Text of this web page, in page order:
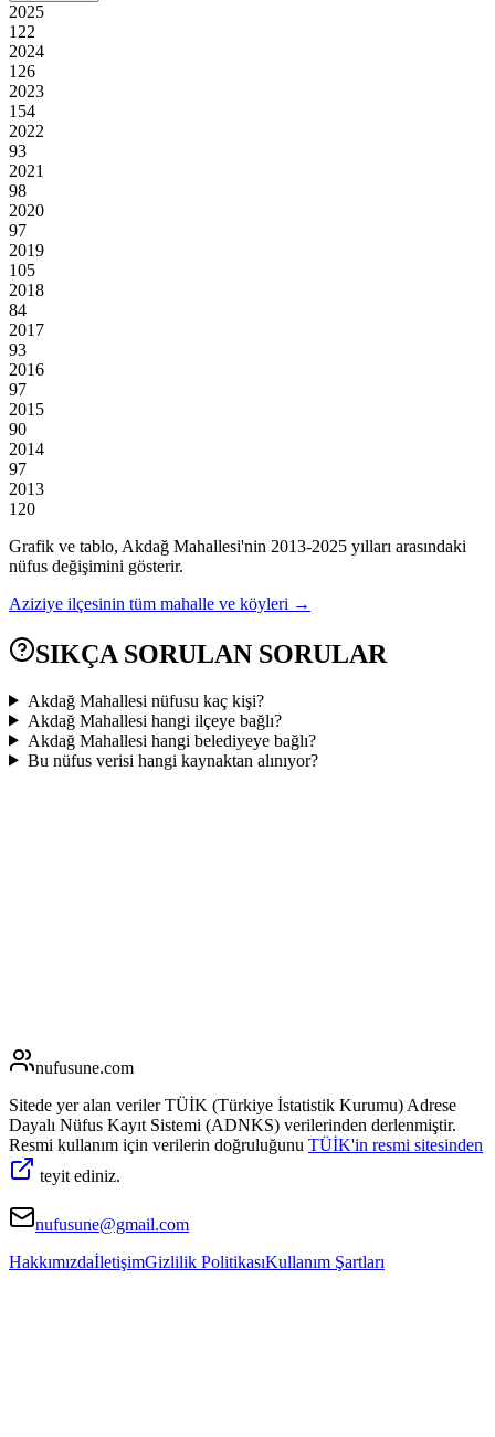
2025
122
2024
126
2023
154
2022
93
2021
98
2020
97
2019
105
2018
84
2017
93
2016
97
2015
90
2014
97
2013
120
Grafik ve tablo, Akdağ Mahallesi'nin 2013-2025 yılları arasındaki
nüfus değişimini gösterir.
Aziziye ilçesinin tüm mahalle ve köyleri →
SIKÇA SORULAN SORULAR
Akdağ Mahallesi nüfusu kaç kişi?
Akdağ Mahallesi hangi ilçeye bağlı?
Akdağ Mahallesi hangi belediyeye bağlı?
Bu nüfus verisi hangi kaynaktan alınıyor?
nufusune.com
Sitede yer alan veriler TÜİK (Türkiye İstatistik Kurumu) Adrese
Dayalı Nüfus Kayıt Sistemi (ADNKS) verilerinden derlenmiştir.
Resmi kullanım için verilerin doğruluğunu TÜİK'in resmi sitesinden
teyit ediniz.
nufusune@gmail.com
HakkımızdaİletişimGizlilik PolitikasıKullanım Şartları